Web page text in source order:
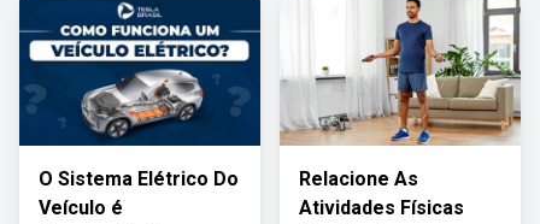
O Sistema Elétrico Do
Veículo é
Relacione As
Atividades Físicas